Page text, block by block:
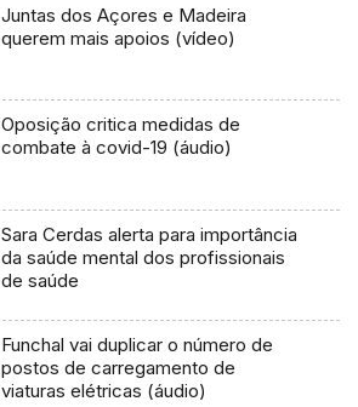
Juntas dos Açores e Madeira
querem mais apoios (vídeo)
Oposição critica medidas de
combate à covid-19 (áudio)
Sara Cerdas alerta para importância
da saúde mental dos profissionais
de saúde
Funchal vai duplicar o número de
postos de carregamento de
viaturas elétricas (áudio)